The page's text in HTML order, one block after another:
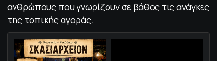
ανθρώπους που γνωρίζουν σε βάθος τις ανάγκες
της τοπικής αγοράς.